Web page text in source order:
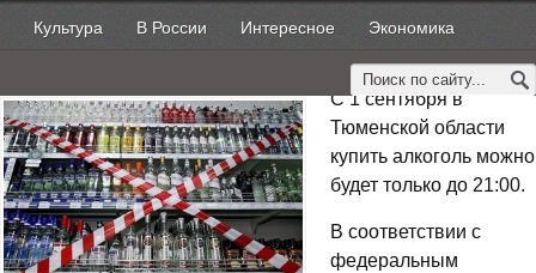
Каталоги 9PS Прочее
Культура В России Интересное Экономика
21:00
С 1 сентября в
Тюменской области
купить алкоголь можно
будет только до 21:00.
В соответствии с
федеральным